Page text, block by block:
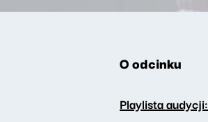
O odcinku
Playlista audycji: